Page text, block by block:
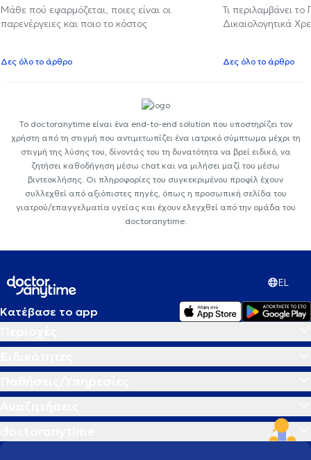
Μάθε πού εφαρμόζεται, ποιες είναι οι
παρενέργειες και ποιο το κόστος
Δες όλο το άρθρο
Τι περιλαμβάνει
Δικαιολογητικά
Δες όλο το άρθρο
Το doctoranytime είναι ένα end-to-end solution που υποστηρίζει τον
χρήστη από τη στιγμή που αντιμετωπίζει ένα ιατρικό σύμπτωμα μέχρι τη
στιγμή της λύσης του, δίνοντάς του τη δυνατότητα να βρεί ειδικό, να
ζητήσει καθοδήγηση μέσω chat και να μιλήσει μαζί του μέσω
βιντεοκλήσης. Οι πληροφορίες του συγκεκριμένου προφίλ έχουν
συλλεχθεί από αξιόπιστες πηγές, όπως η προσωπική σελίδα του
γιατρού/επαγγελματία υγείας και έχουν ελεγχθεί από την ομάδα του
doctoranytime.
EL
Κατέβασε το app